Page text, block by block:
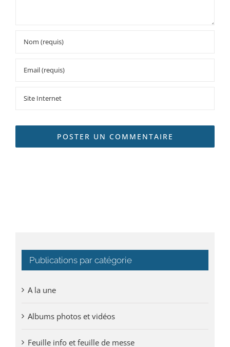
Publications par catégorie
A la une
Albums photos et vidéos
Feuille info et feuille de messe